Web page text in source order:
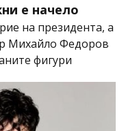
е начело
на президента, а
Михайло Федоров
фигури